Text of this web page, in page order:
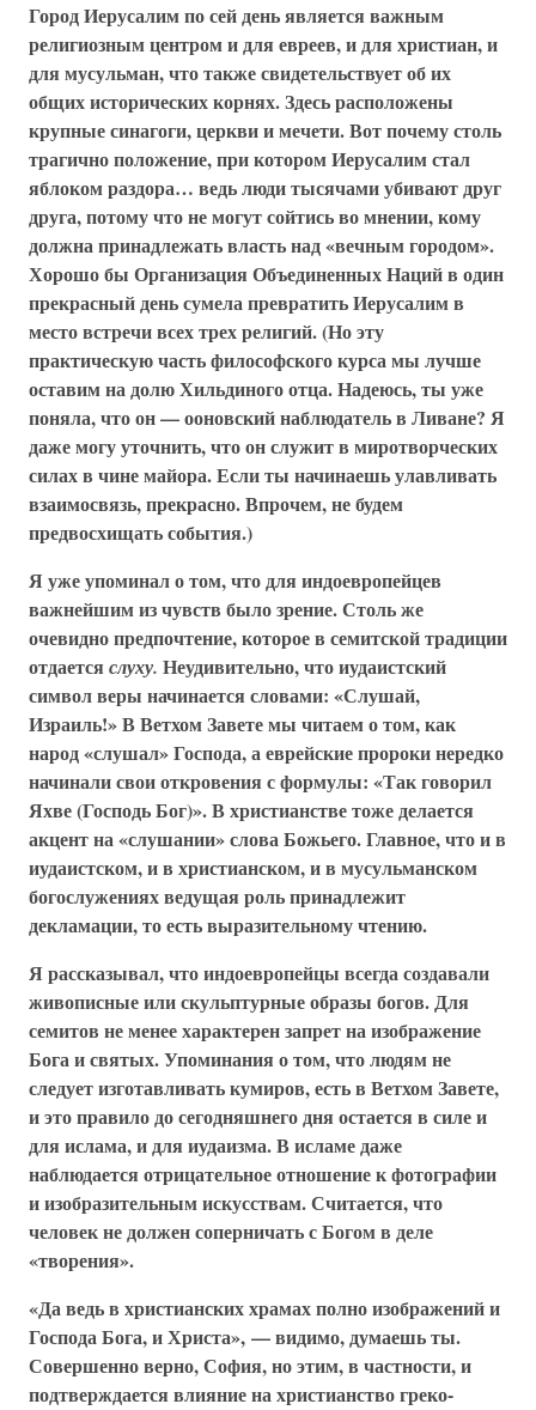
Город Иерусалим по сей день является важным
религиозным центром и для евреев, и для христиан, и
для мусульман, что также свидетельствует об их
общих исторических корнях. Здесь расположены
крупные синагоги, церкви и мечети. Вот почему столь
трагично положение, при котором Иерусалим стал
яблоком раздора… ведь люди тысячами убивают друг
друга, потому что не могут сойтись во мнении, кому
должна принадлежать власть над «вечным городом».
Хорошо бы Организация Объединенных Наций в один
прекрасный день сумела превратить Иерусалим в
место встречи всех трех религий. (Но эту
практическую часть философского курса мы лучше
оставим на долю Хильдиного отца. Надеюсь, ты уже
поняла, что он — ооновский наблюдатель в Ливане? Я
даже могу уточнить, что он служит в миротворческих
силах в чине майора. Если ты начинаешь улавливать
взаимосвязь, прекрасно. Впрочем, не будем
предвосхищать события.)
Я уже упоминал о том, что для индоевропейцев
важнейшим из чувств было зрение. Столь же
очевидно предпочтение, которое в семитской традиции
отдается слуху. Неудивительно, что иудаистский
символ веры начинается словами: «Слушай,
Израиль!» В Ветхом Завете мы читаем о том, как
народ «слушал» Господа, а еврейские пророки нередко
начинали свои откровения с формулы: «Так говорил
Яхве (Господь Бог)». В христианстве тоже делается
акцент на «слушании» слова Божьего. Главное, что и в
иудаистском, и в христианском, и в мусульманском
богослужениях ведущая роль принадлежит
декламации, то есть выразительному чтению.
Я рассказывал, что индоевропейцы всегда создавали
живописные или скульптурные образы богов. Для
семитов не менее характерен запрет на изображение
Бога и святых. Упоминания о том, что людям не
следует изготавливать кумиров, есть в Ветхом Завете,
и это правило до сегодняшнего дня остается в силе и
для ислама, и для иудаизма. В исламе даже
наблюдается отрицательное отношение к фотографии
и изобразительным искусствам. Считается, что
человек не должен соперничать с Богом в деле
«творения».
«Да ведь в христианских храмах полно изображений и
Господа Бога, и Христа», — видимо, думаешь ты.
Совершенно верно, София, но этим, в частности, и
подтверждается влияние на христианство греко-